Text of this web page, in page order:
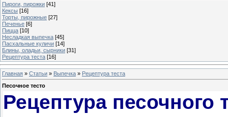
Пироги, пирожки [41]
Кексы [16]
Торты, пирожные [27]
Печенье [6]
Пицца [10]
Несладкая выпечка [45]
Пасхальные куличи [14]
Блины, оладьи, сырники [31]
Рецептура теста [16]
Главная » Статьи » Выпечка » Рецептура теста
Песочное тесто
Рецептура песочного